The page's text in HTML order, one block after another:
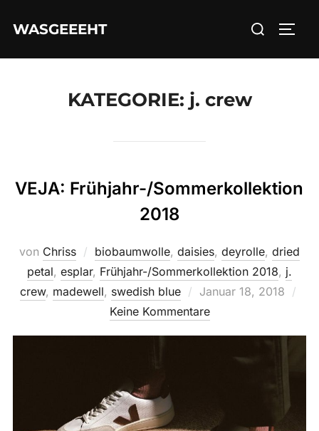
InhaltWASGEEEHT
Suchen
KATEGORIE: j. crew
VEJA: Frühjahr-/Sommerkollektion
2018
von Chriss biobaumwolle, daisies, deyrolle, dried
petal, esplar, Frühjahr-/Sommerkollektion 2018, j.
crew, madewell, swedish blue
Veröffentlicht
am
Januar 18, 2018
Keine Kommentare